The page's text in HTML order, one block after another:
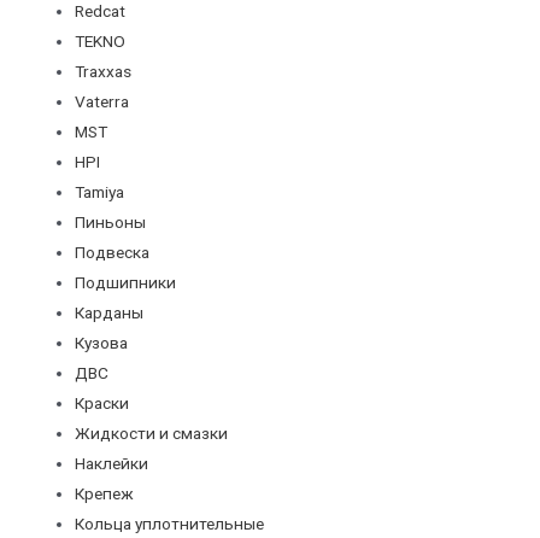
Redcat
TEKNO
Traxxas
Vaterra
MST
HPI
Tamiya
Пиньоны
Подвеска
Подшипники
Карданы
Кузова
ДВС
Краски
Жидкости и смазки
Наклейки
Крепеж
Кольца уплотнительные